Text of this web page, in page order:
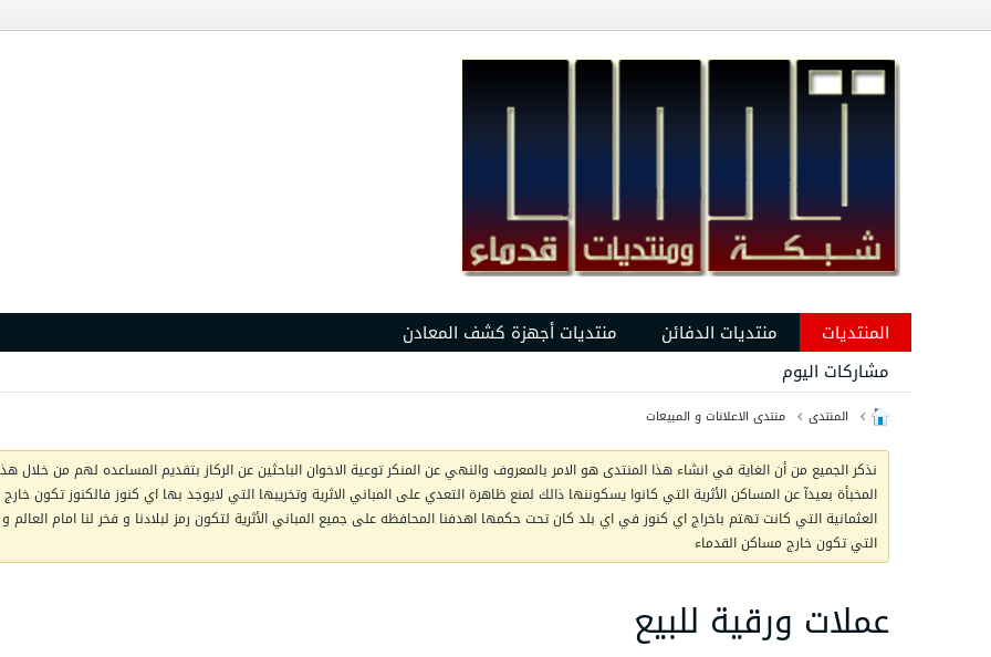
المنتديات منتديات الدفائن
منتديات أجهزة كشف المعادن
مشاركات اليوم
المنتدى منتدى الاعلانات و المبيعات
نذكر الجميع من أن الغاية في انشاء هذا المنتدى هو الامر بالمعروف والنهي عن المنكر توعية الاخوان الباحثين عن الركاز بتقديم المساعده لهم من خلال
المخبأة بعيدآ عن المساكن الأثرية التي كانوا يسكوننها ذالك لمنع ظاهرة التعدي على المباني الاثرية وتخريبها التي لايوجد بها اي كنوز فالكنوز تكون
العثمانية التي كانت تهتم باخراج اي كنوز في اي بلد كان تحت حكمها اهدفنا المحافظه على جميع المباني الأثرية لتكون رمز لبلادنا و فخر لنا امام
التي تكون خارج مساكن القدماء
عملات ورقية للبيع